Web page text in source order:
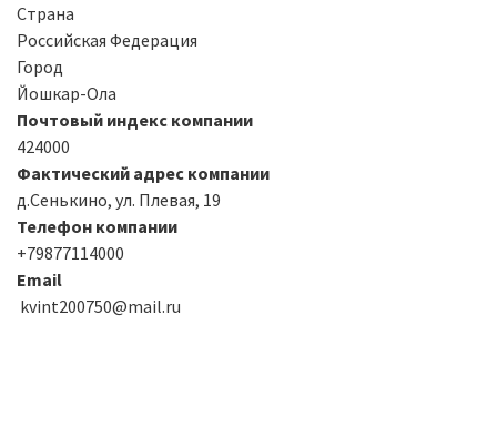
Страна
Российская Федерация
Город
Йошкар-Ола
Почтовый индекс компании
424000
Фактический адрес компании
д.Сенькино, ул. Плевая, 19
Телефон компании
+79877114000
Email
kvint200750@mail.ru